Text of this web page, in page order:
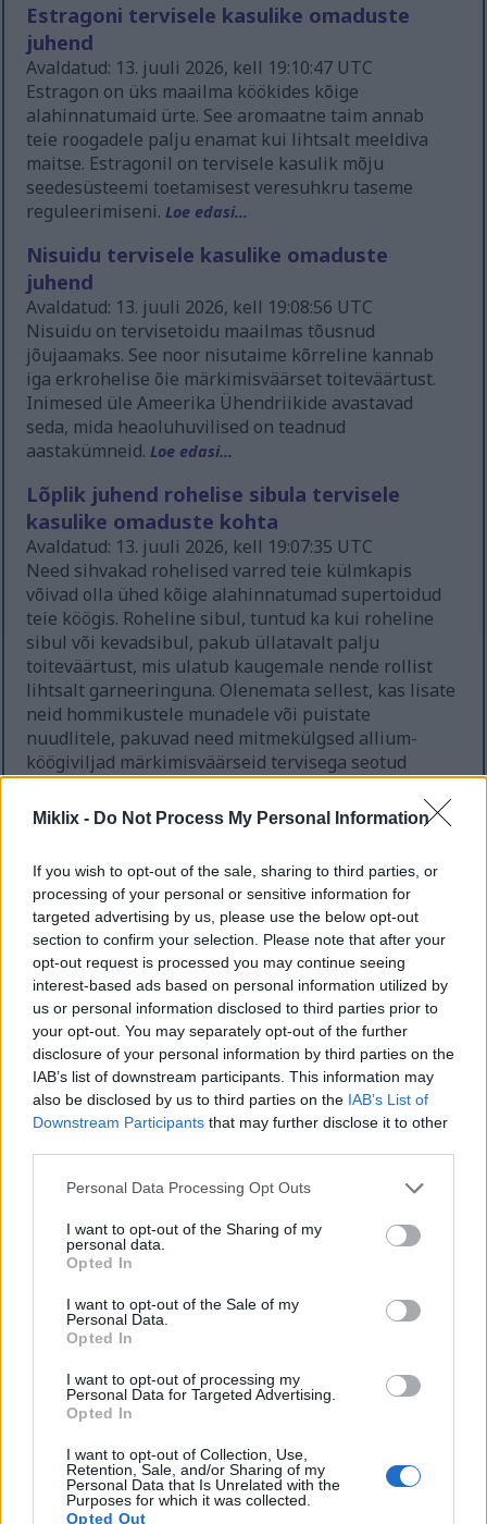
Miklix - Do Not Process My Personal Information
If you wish to opt-out of the sale, sharing to third parties, or
processing of your personal or sensitive information for
targeted advertising by us, please use the below opt-out
section to confirm your selection. Please note that after your
opt-out request is processed you may continue seeing
interest-based ads based on personal information utilized by
us or personal information disclosed to third parties prior to
your opt-out. You may separately opt-out of the further
disclosure of your personal information by third parties on the
IAB’s list of downstream participants. This information may
also be disclosed by us to third parties on the IAB’s List of
Downstream Participants that may further disclose it to other
Please note that this website/app uses one or more Google
not limited to your visit or usage behaviour. You may click to
grant or deny consent to Google and its third-party tags to
use your data for below specified purposes in below Google
consent section.
Personal Data Processing Opt Outs
I want to opt-out of the Sharing of my
personal data.
Opted In
I want to opt-out of the Sale of my
Personal Data.
Opted In
I want to opt-out of processing my
Personal Data for Targeted Advertising.
Opted In
I want to opt-out of Collection, Use,
Retention, Sale, and/or Sharing of my
Personal Data that Is Unrelated with the
Purposes for which it was collected.
Opted Out
Estragoni tervisele kasulike omaduste
juhend
Avaldatud: 13. juuli 2026, kell 19:10:47 UTC
Estragon on üks maailma köökides kõige
alahinnatumaid ürte. See aromaatne taim annab
teie roogadele palju enamat kui lihtsalt meeldiva
maitse. Estragonil on tervisele kasulik mõju
seedesüsteemi toetamisest veresuhkru taseme
reguleerimiseni.Loe edasi...
Nisuidu tervisele kasulike omaduste
juhend
Avaldatud: 13. juuli 2026, kell 19:08:56 UTC
Nisuidu on tervisetoidu maailmas tõusnud
jõujaamaks. See noor nisutaime kõrreline kannab
iga erkrohelise õie märkimisväärset toiteväärtust.
Inimesed üle Ameerika Ühendriikide avastavad
seda, mida heaoluhuvilised on teadnud
aastakümneid.Loe edasi...
Lõplik juhend rohelise sibula tervisele
kasulike omaduste kohta
Avaldatud: 13. juuli 2026, kell 19:07:35 UTC
Need sihvakad rohelised varred teie külmkapis
võivad olla ühed kõige alahinnatumad supertoidud
teie köögis. Roheline sibul, tuntud ka kui roheline
sibul või kevadsibul, pakub üllatavalt palju
toiteväärtust, mis ulatub kaugemale nende rollist
lihtsalt garneeringuna. Olenemata sellest, kas lisate
neid hommikustele munadele või puistate
nuudlitele, pakuvad need mitmekülgsed allium-
köögiviljad märkimisväärseid tervisega seotud
eeliseid, mis väärivad teie tähelepanu.
Salvei tervisele kasulike omaduste täielik
Avaldatud: 13. juuli 2026, kell 19:05:41 UTC
Salvei on hinnatud tuhandeid aastaid. Muistsed
tsivilisatsioonid kasutasid seda võimsat ürti
tervendamiseks ja vaimseteks praktikateks.
Tänapäeval kinnitab tänapäeva teadus seda, mida
traditsioonilised ravitsejad alati teadsid.Loe edasi...
Rabarberi tervisele kasulike omaduste
juhend
Avaldatud: 13. juuli 2026, kell 19:03:44 UTC
Rabarber on üks Põhja-Ameerika intrigeerivamaid
märkimisväärset kasu tervisele, mis ulatub
kaugemale selle kulinaarsest kasutusest.
Erkpunased varred sisaldavad rikkalikult toitaineid,
mis toetavad teie keha mitmel moel.
Kudoonia tähelepanuväärsed tervisega
seotud eelised: looduse unustatud
Avaldatud: 13. juuli 2026, kell 18:59:49 UTC
Kuigi küdooniavilja on Vahemere ja Lähis-Ida
lääneriikides suuresti tundmatu. See iidne vili on
muljetavaldava toiteväärtusega ja pakub
märkimisväärseid tervisega seotud eeliseid, mida